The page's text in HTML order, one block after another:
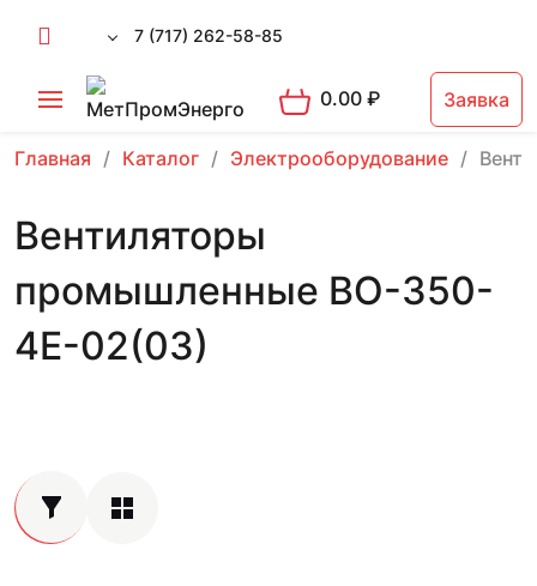
7 (717) 262-58-85
0.00₽ Заявка
Главная Каталог Электрооборудование
Вентиляторы
промышленные ВО-350-
4Е-02(03)